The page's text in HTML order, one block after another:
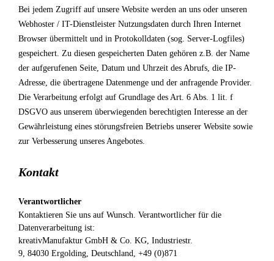
Bei jedem Zugriff auf unsere Website werden an uns oder unseren
Webhoster / IT-Dienstleister Nutzungsdaten durch Ihren Internet
Browser übermittelt und in Protokolldaten (sog. Server-Logfiles)
gespeichert. Zu diesen gespeicherten Daten gehören z.B. der Name
der aufgerufenen Seite, Datum und Uhrzeit des Abrufs, die IP-
Adresse, die übertragene Datenmenge und der anfragende Provider.
Die Verarbeitung erfolgt auf Grundlage des Art. 6 Abs. 1 lit. f
DSGVO aus unserem überwiegenden berechtigten Interesse an der
Gewährleistung eines störungsfreien Betriebs unserer Website sowie
zur Verbesserung unseres Angebotes.
Kontakt
Verantwortlicher
Kontaktieren Sie uns auf Wunsch. Verantwortlicher für die
Datenverarbeitung ist:
kreativManufaktur GmbH & Co. KG, Industriestr.
9, 84030 Ergolding, Deutschland, +49 (0)871